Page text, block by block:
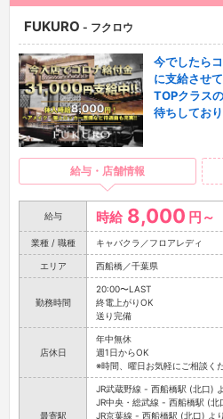
FUKURO - フクロウ
今でしたら
に支給させ
TOPクラス
待ちしており
給与・店舗情報
給与 時給 8,000 円～
業種 / 職種 キャバクラ／フロアレディ
エリア 西船橋／千葉県
勤務時間
20:00〜LAST
終電上がりOK
送り完備
店休日
年中無休
週1日からOK
※時間、曜日お気軽にご相談く
最寄駅
JR武蔵野線 - 西船橋駅 (北口)
JR中央・総武線 - 西船橋駅 (北
JR京葉線 - 西船橋駅 (北口) よ